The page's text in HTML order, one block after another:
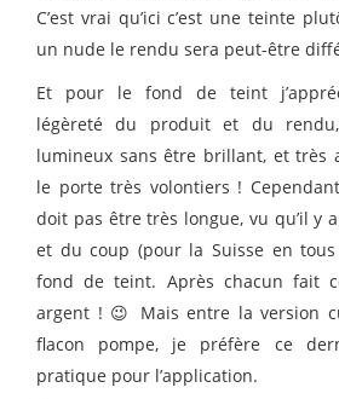
C’est vrai qu’ici c’est une teinte
un nude le rendu sera peut-être
Et pour le fond de teint
légèreté du produit et du
lumineux sans être brillant, et très
le porte très volontiers !
doit pas être très longue, vu qu’il y
et du coup (pour la Suisse en
fond de teint. Après chacun fait
argent ! 😉 Mais entre la version
flacon pompe, je préfère ce
pratique pour l’application.